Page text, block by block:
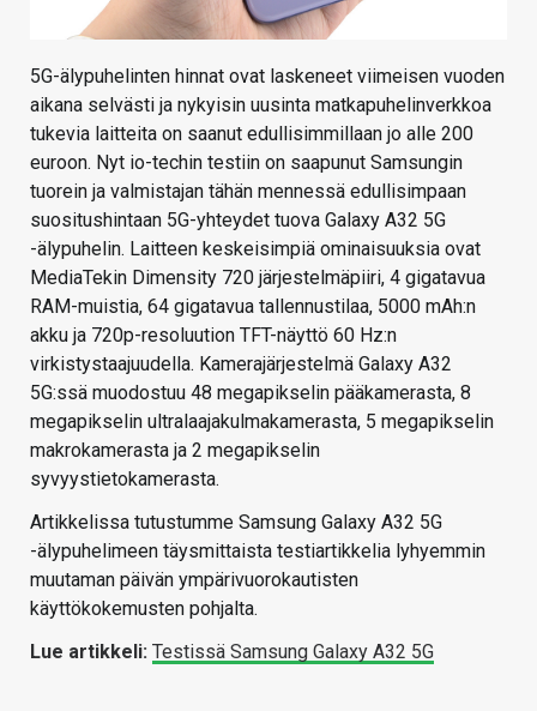
5G-älypuhelinten hinnat ovat laskeneet viimeisen vuoden
aikana selvästi ja nykyisin uusinta matkapuhelinverkkoa
tukevia laitteita on saanut edullisimmillaan jo alle 200
euroon. Nyt io-techin testiin on saapunut Samsungin
tuorein ja valmistajan tähän mennessä edullisimpaan
suositushintaan 5G-yhteydet tuova Galaxy A32 5G
-älypuhelin. Laitteen keskeisimpiä ominaisuuksia ovat
MediaTekin Dimensity 720 järjestelmäpiiri, 4 gigatavua
RAM-muistia, 64 gigatavua tallennustilaa, 5000 mAh:n
akku ja 720p-resoluution TFT-näyttö 60 Hz:n
virkistystaajuudella. Kamerajärjestelmä Galaxy A32
5G:ssä muodostuu 48 megapikselin pääkamerasta, 8
megapikselin ultralaajakulmakamerasta, 5 megapikselin
makrokamerasta ja 2 megapikselin
syvyystietokamerasta.
Artikkelissa tutustumme Samsung Galaxy A32 5G
-älypuhelimeen täysmittaista testiartikkelia lyhyemmin
muutaman päivän ympärivuorokautisten
käyttökokemusten pohjalta.
Lue artikkeli: Testissä Samsung Galaxy A32 5G